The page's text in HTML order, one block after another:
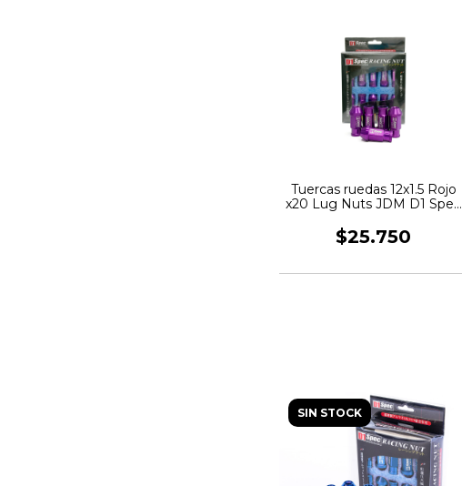
Tuercas ruedas 12x1.5 Rojo
x20 Lug Nuts JDM D1 Spec
$25.750
SIN STOCK